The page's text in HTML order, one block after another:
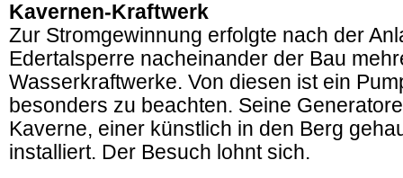
Kavernen-Kraftwerk
Zur Stromgewinnung erfolgte nach der
Edertalsperre nacheinander der Bau
Wasserkraftwerke. Von diesen ist ein
besonders zu beachten. Seine
Kaverne, einer künstlich in den Berg
installiert. Der Besuch lohnt sich.